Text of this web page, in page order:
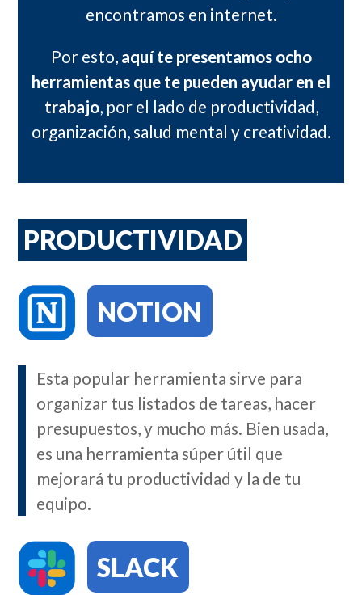
encontramos en internet.
Por esto, aquí te presentamos ocho
herramientas que te pueden ayudar en el
trabajo, por el lado de productividad,
organización, salud mental y creatividad.
PRODUCTIVIDAD
NOTION
Esta popular herramienta sirve para
organizar tus listados de tareas, hacer
presupuestos, y mucho más. Bien usada,
es una herramienta súper útil que
mejorará tu productividad y la de tu
equipo.
SLACK